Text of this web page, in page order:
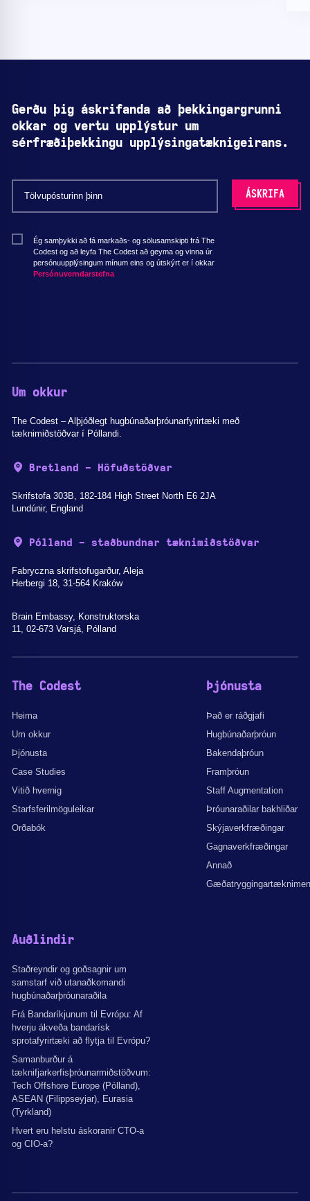
Gerðu þig áskrifanda að þekkingargrunni
okkar og vertu upplýstur um
sérfræðiþekkingu upplýsingatæknigeirans.
Ég samþykki að fá markaðs- og sölusamskipti frá The
Codest og að leyfa The Codest að geyma og vinna úr
persónuupplýsingum mínum eins og útskýrt er í okkar
Persónuverndarstefna
Um okkur
The Codest – Alþjóðlegt hugbúnaðarþróunarfyrirtæki með
tæknimiðstöðvar í Póllandi.
Bretland - Höfuðstöðvar
Skrifstofa 303B, 182-184 High Street North E6 2JA
Lundúnir, England
Pólland - staðbundnar tæknimiðstöðvar
Fabryczna skrifstofugarður, Aleja
Herbergi 18, 31-564 Kraków
Brain Embassy, Konstruktorska
11, 02-673 Varsjá, Pólland
The Codest
Heima
Um okkur
Þjónusta
Case Studies
Vitið hvernig
Starfsferilmöguleikar
Orðabók
Þjónusta
Það er ráðgjafi
Hugbúnaðarþróun
Bakendaþróun
Framþróun
Staff Augmentation
Þróunaraðilar bakhliðar
Skýjaverkfræðingar
Gagnaverkfræðingar
Annað
Auðlindir
Staðreyndir og goðsagnir um
samstarf við utanaðkomandi
hugbúnaðarþróunaraðila
Frá Bandaríkjunum til Evrópu: Af
hverju ákveða bandarísk
sprotafyrirtæki að flytja til Evrópu?
Samanburður á
tæknifjarkerfisþróunarmiðstöðvum:
Tech Offshore Europe (Pólland),
ASEAN (Filippseyjar), Eurasia
(Tyrkland)
Hvert eru helstu áskoranir CTO-a
og CIO-a?